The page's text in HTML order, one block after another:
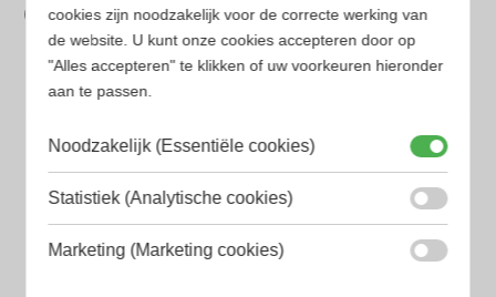
Wij hebben alle prijzen voor je verzameld zodat jij
Amouage Heren parfum
Aramis Heren parfum
Armani Heren parfum
cookies zijn noodzakelijk voor de correcte werking van
de website. U kunt onze cookies accepteren door op
"Alles accepteren" te klikken of uw voorkeuren hieronder
aan te passen.
Noodzakelijk (Essentiële cookies)
Statistiek (Analytische cookies)
Marketing (Marketing cookies)